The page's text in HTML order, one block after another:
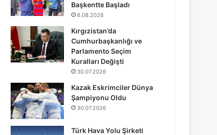
Başkentte Başladı
6.08.2026
Kırgızistan’da
Cumhurbaşkanlığı ve
Parlamento Seçim
Kuralları Değişti
30.07.2026
Kazak Eskrimciler Dünya
Şampiyonu Oldu
30.07.2026
Türk Hava Yolu Şirketi